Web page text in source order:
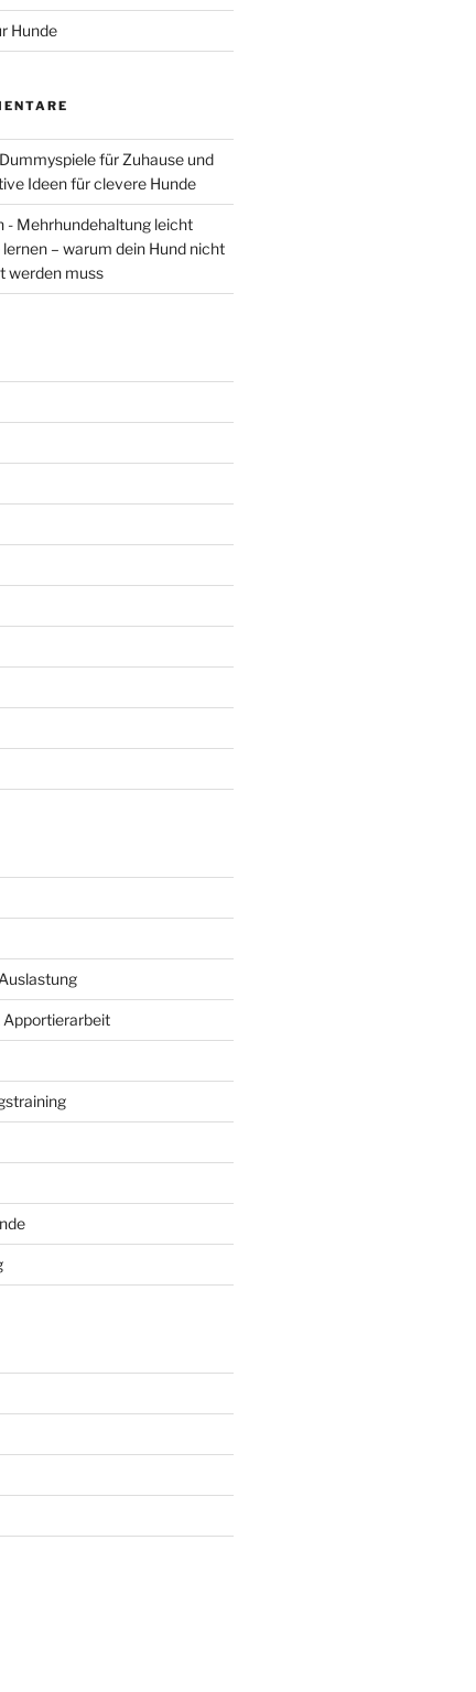
Hunde
Dummyspiele für Zuhause und
Ideen für clevere Hunde
- Mehrhundehaltung leicht
lernen – warum dein Hund nicht
werden muss